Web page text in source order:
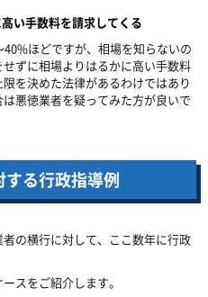
い手数料を請求してくる
40%ほどですが、相場を知らないの
ずに相場よりはるかに高い手数料
を決めた法律があるわけではあり
悪徳業者を疑ってみた方が良いで
る行政指導例
の横行に対して、ここ数年に行政
スをご紹介します。